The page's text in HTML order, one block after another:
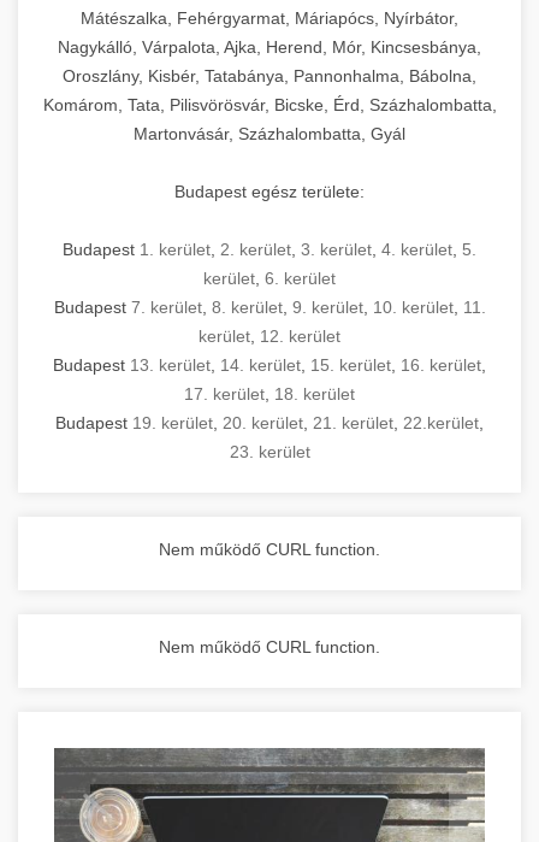
Mátészalka, Fehérgyarmat, Máriapócs, Nyírbátor,
Nagykálló, Várpalota, Ajka, Herend, Mór, Kincsesbánya,
Oroszlány, Kisbér, Tatabánya, Pannonhalma, Bábolna,
Komárom, Tata, Pilisvörösvár, Bicske, Érd, Százhalombatta,
Martonvásár, Százhalombatta, Gyál
Budapest egész területe:
Budapest 1. kerület 2. kerület 3. kerület 4. kerület 5.
kerület 6. kerület
Budapest 7. kerület, 8. kerület, 9. kerület, 10. kerület, 11.
kerület 12. kerület
Budapest 13. kerület 14. kerület 15. kerület 16. kerület
17. kerület 18. kerület
Budapest 19. kerület 20. kerület 21. kerület 22.kerület
23. kerület
Nem működő CURL function.
Nem működő CURL function.